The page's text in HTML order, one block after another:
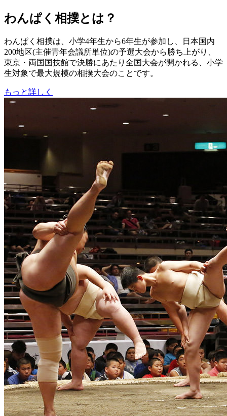
わんぱく相撲とは？
わんぱく相撲は、小学4年生から6年生が参加し、日本国内
200地区(主催青年会議所単位)の予選大会から勝ち上がり、
東京・両国国技館で決勝にあたり全国大会が開かれる、小学
生対象で最大規模の相撲大会のことです。
もっと詳しく